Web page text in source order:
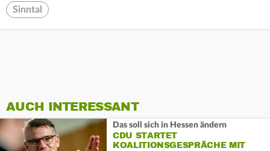
Sinntal
AUCH INTERESSANT
Das soll sich in Hessen ändern
CDU STARTET
KOALITIONSGESPRÄCHE MIT